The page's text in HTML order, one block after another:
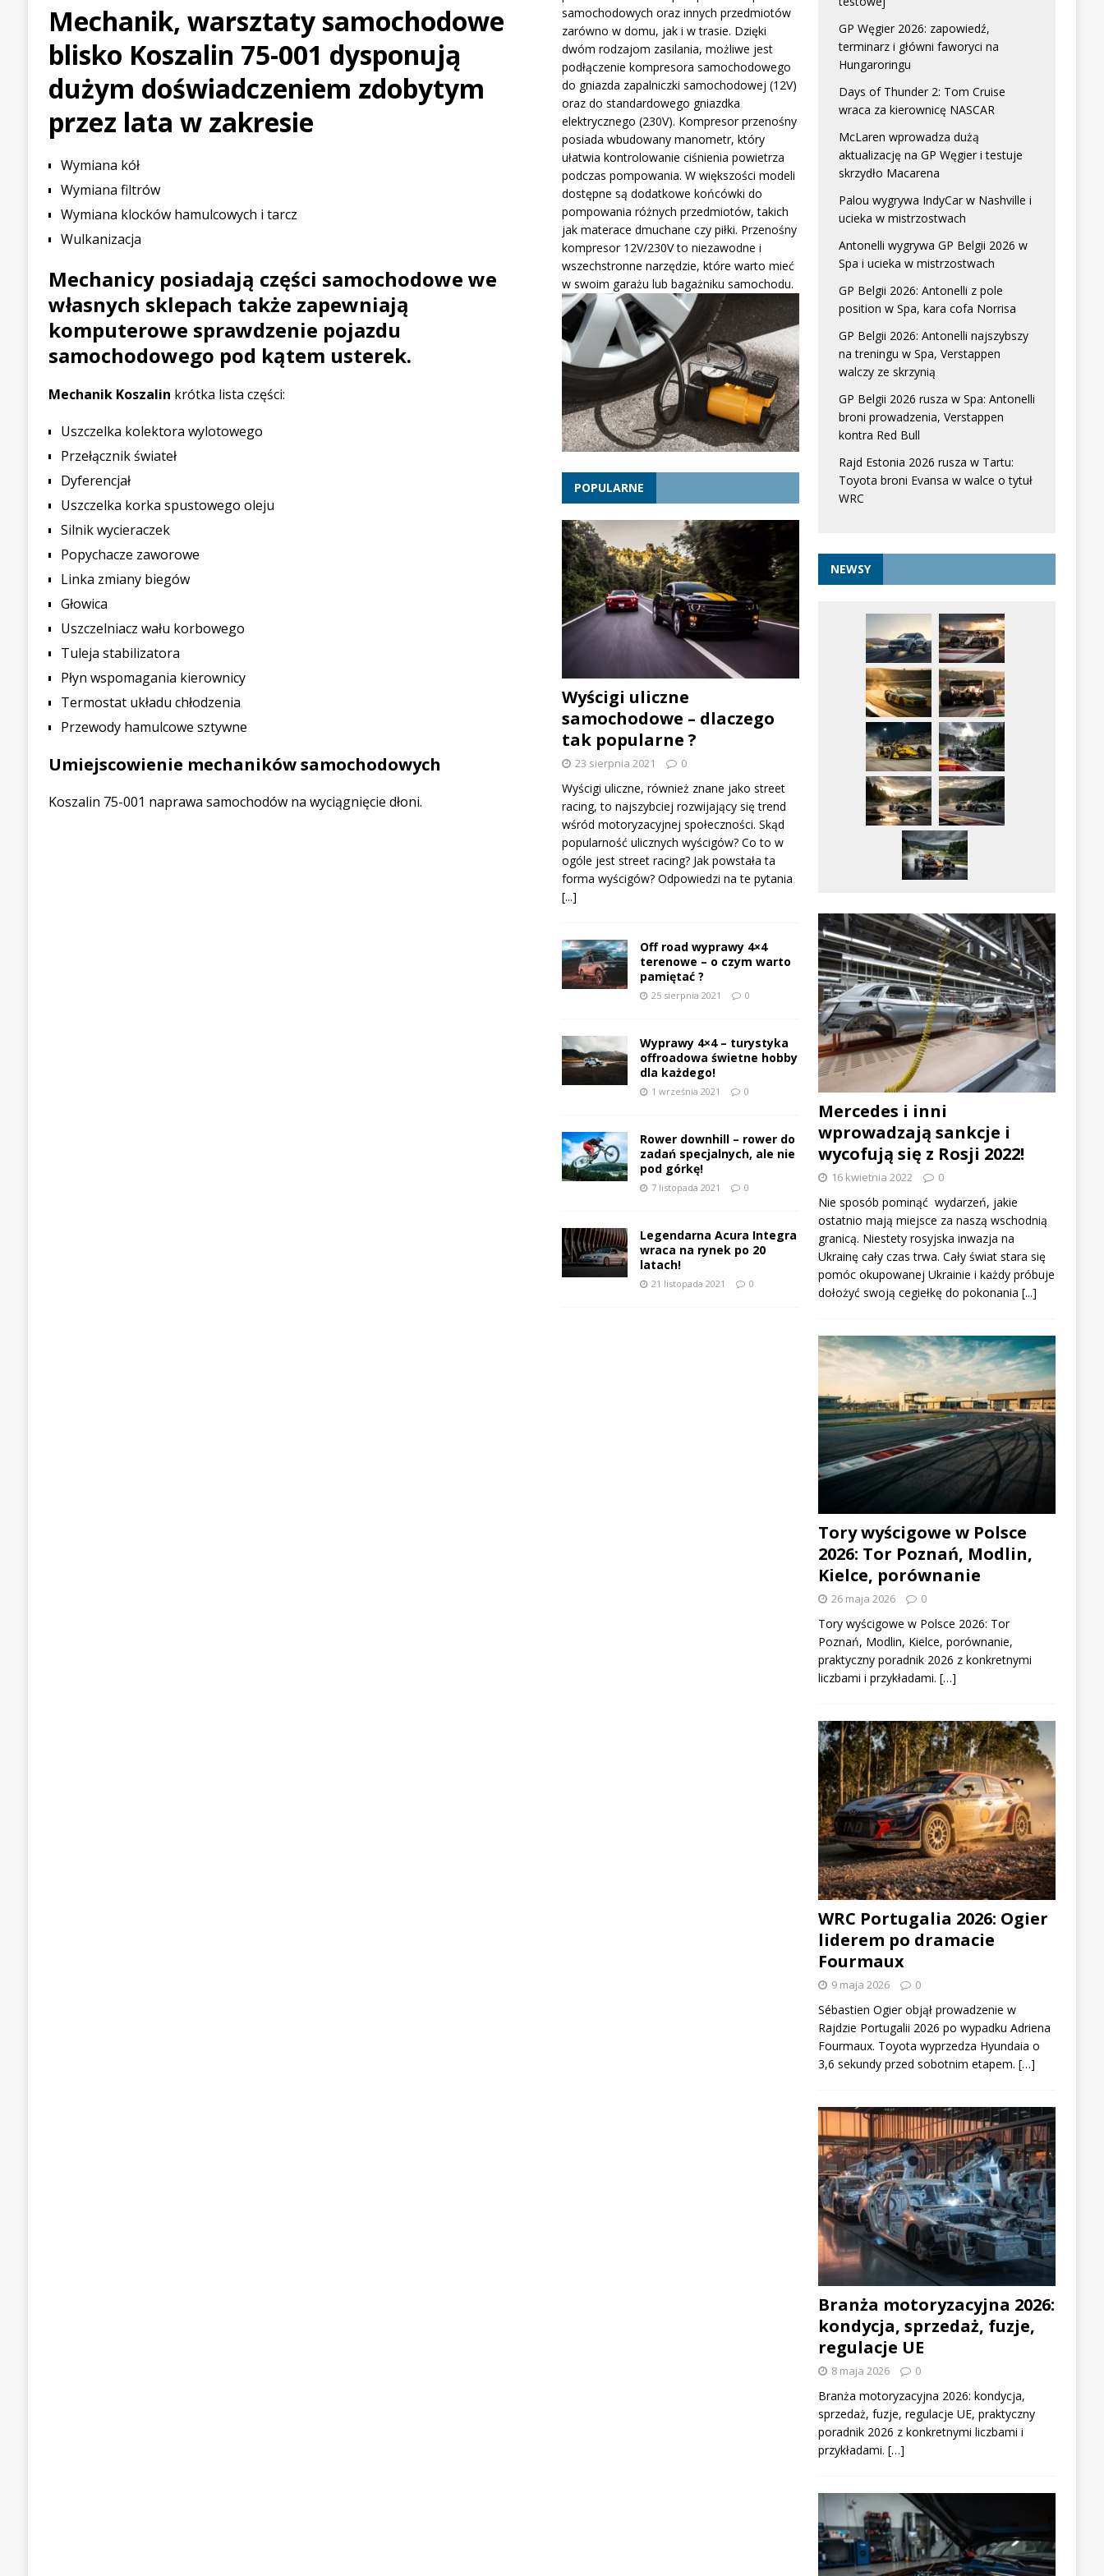
[ 21 lipca 2026 ] Palou wygrywa IndyCar w Nashville i ucieka w mistrzostwach
WIADOMOŚCI
WYŚCIGOWE
Kia Sportage – osiągi, wersje silnikowe i pierwsze wrażenia z jazdy testowej
PIERWSZE JAZDY
Mechanik, warsztaty samochodowe
blisko Koszalin 75-001 dysponują
dużym doświadczeniem zdobytym
przez lata w zakresie
Wymiana kół
Wymiana filtrów
Wymiana klocków hamulcowych i tarcz
Wulkanizacja
Mechanicy posiadają części samochodowe we
własnych sklepach także zapewniają
komputerowe sprawdzenie pojazdu
samochodowego pod kątem usterek.
Mechanik Koszalin krótka lista części:
Uszczelka kolektora wylotowego
Przełącznik świateł
Dyferencjał
Uszczelka korka spustowego oleju
Silnik wycieraczek
Popychacze zaworowe
Linka zmiany biegów
Głowica
Uszczelniacz wału korbowego
Tuleja stabilizatora
Płyn wspomagania kierownicy
Termostat układu chłodzenia
Przewody hamulcowe sztywne
Umiejscowienie mechaników samochodowych
Koszalin 75-001 naprawa samochodów na wyciągnięcie dłoni.
samochodowych oraz innych przedmiotów
zarówno w domu, jak i w trasie. Dzięki
dwóm rodzajom zasilania, możliwe jest
podłączenie kompresora samochodowego
do gniazda zapalniczki samochodowej (12V)
oraz do standardowego gniazdka
elektrycznego (230V). Kompresor przenośny
posiada wbudowany manometr, który
ułatwia kontrolowanie ciśnienia powietrza
podczas pompowania. W większości modeli
dostępne są dodatkowe końcówki do
pompowania różnych przedmiotów, takich
jak materace dmuchane czy piłki. Przenośny
kompresor 12V/230V to niezawodne i
wszechstronne narzędzie, które warto mieć
w swoim garażu lub bagażniku samochodu.
POPULARNE
Wyścigi uliczne
samochodowe – dlaczego
tak popularne ?
23 sierpnia 2021 0
Wyścigi uliczne, również znane jako street
racing, to najszybciej rozwijający się trend
wśród motoryzacyjnej społeczności. Skąd
popularność ulicznych wyścigów? Co to w
ogóle jest street racing? Jak powstała ta
forma wyścigów? Odpowiedzi na te pytania
[...]
Off road wyprawy 4×4
terenowe – o czym warto
pamiętać ?
25 sierpnia 2021 0
Wyprawy 4×4 – turystyka
offroadowa świetne hobby
dla każdego!
1 września 2021 0
Rower downhill – rower do
zadań specjalnych, ale nie
pod górkę!
7 listopada 2021 0
Legendarna Acura Integra
wraca na rynek po 20
latach!
21 listopada 2021 0
GP Węgier 2026: zapowiedź,
terminarz i główni faworyci na
Hungaroringu
Days of Thunder 2: Tom Cruise
wraca za kierownicę NASCAR
McLaren wprowadza dużą
aktualizację na GP Węgier i testuje
skrzydło Macarena
Palou wygrywa IndyCar w Nashville i
ucieka w mistrzostwach
Antonelli wygrywa GP Belgii 2026 w
Spa i ucieka w mistrzostwach
GP Belgii 2026: Antonelli z pole
position w Spa, kara cofa Norrisa
GP Belgii 2026: Antonelli najszybszy
na treningu w Spa, Verstappen
walczy ze skrzynią
GP Belgii 2026 rusza w Spa: Antonelli
broni prowadzenia, Verstappen
kontra Red Bull
Rajd Estonia 2026 rusza w Tartu:
Toyota broni Evansa w walce o tytuł
WRC
NEWSY
Mercedes i inni
wprowadzają sankcje i
wycofują się z Rosji 2022!
16 kwietnia 2022 0
Nie sposób pominąć wydarzeń, jakie
ostatnio mają miejsce za naszą wschodnią
granicą. Niestety rosyjska inwazja na
Ukrainę cały czas trwa. Cały świat stara się
pomóc okupowanej Ukrainie i każdy próbuje
dołożyć swoją cegiełkę do pokonania [...]
Tory wyścigowe w Polsce
2026: Tor Poznań, Modlin,
Kielce, porównanie
26 maja 2026 0
Tory wyścigowe w Polsce 2026: Tor
Poznań, Modlin, Kielce, porównanie,
praktyczny poradnik 2026 z konkretnymi
liczbami i przykładami. […]
WRC Portugalia 2026: Ogier
liderem po dramacie
Fourmaux
9 maja 2026 0
Sébastien Ogier objął prowadzenie w
Rajdzie Portugalii 2026 po wypadku Adriena
Fourmaux. Toyota wyprzedza Hyundaia o
3,6 sekundy przed sobotnim etapem. […]
Branża motoryzacyjna 2026:
kondycja, sprzedaż, fuzje,
regulacje UE
8 maja 2026 0
Branża motoryzacyjna 2026: kondycja,
sprzedaż, fuzje, regulacje UE, praktyczny
poradnik 2026 z konkretnymi liczbami i
przykładami. […]